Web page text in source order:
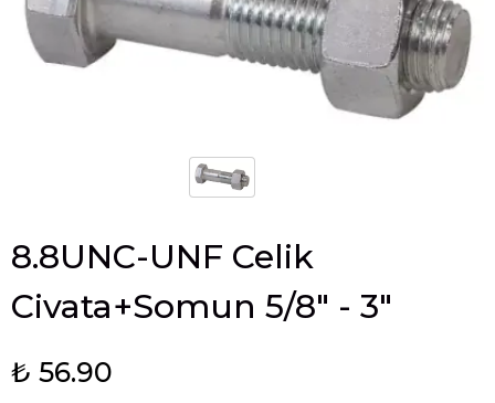
8.8UNC-UNF Celik
Civata+Somun 5/8" - 3"
₺ 56.90